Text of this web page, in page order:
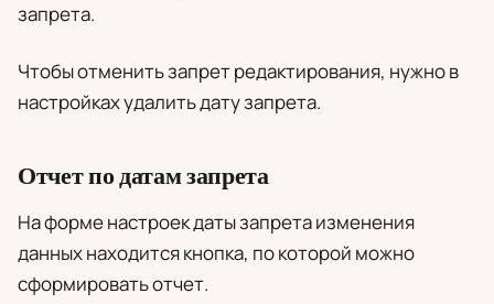
запрета.
Чтобы отменить запрет редактирования, нужно в
настройках удалить дату запрета.
Отчет по датам запрета
На форме настроек даты запрета изменения
данных находится кнопка, по которой можно
сформировать отчет.